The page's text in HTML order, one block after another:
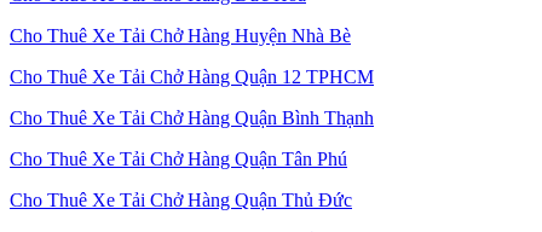
Cho Thuê Xe Tải Chở Hàng Huyện Nhà Bè
Cho Thuê Xe Tải Chở Hàng Quận 12 TPHCM
Cho Thuê Xe Tải Chở Hàng Quận Bình Thạnh
Cho Thuê Xe Tải Chở Hàng Quận Tân Phú
Cho Thuê Xe Tải Chở Hàng Quận Thủ Đức